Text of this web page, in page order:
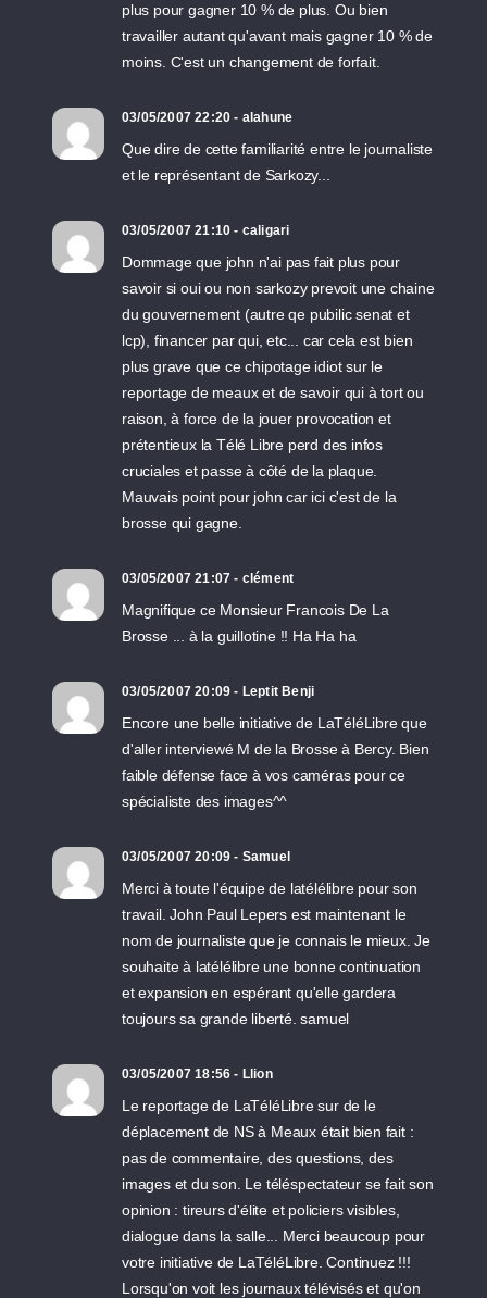
plus pour gagner 10 % de plus. Ou bien
travailler autant qu'avant mais gagner 10 % de
moins. C'est un changement de forfait.
03/05/2007 22:20 - alahune
Que dire de cette familiarité entre le journaliste
et le représentant de Sarkozy...
03/05/2007 21:10 - caligari
Dommage que john n'ai pas fait plus pour
savoir si oui ou non sarkozy prevoit une chaine
du gouvernement (autre qe pubilic senat et
lcp), financer par qui, etc... car cela est bien
plus grave que ce chipotage idiot sur le
reportage de meaux et de savoir qui à tort ou
raison, à force de la jouer provocation et
prétentieux la Télé Libre perd des infos
cruciales et passe à côté de la plaque.
Mauvais point pour john car ici c'est de la
brosse qui gagne.
03/05/2007 21:07 - clément
Magnifique ce Monsieur Francois De La
Brosse ... à la guillotine !! Ha Ha ha
03/05/2007 20:09 - Leptit Benji
Encore une belle initiative de LaTéléLibre que
d'aller interviewé M de la Brosse à Bercy. Bien
faible défense face à vos caméras pour ce
spécialiste des images^^
03/05/2007 20:09 - Samuel
Merci à toute l'équipe de latélélibre pour son
travail. John Paul Lepers est maintenant le
nom de journaliste que je connais le mieux. Je
souhaite à latélélibre une bonne continuation
et expansion en espérant qu'elle gardera
toujours sa grande liberté. samuel
03/05/2007 18:56 - Llion
Le reportage de LaTéléLibre sur de le
déplacement de NS à Meaux était bien fait :
pas de commentaire, des questions, des
images et du son. Le téléspectateur se fait son
opinion : tireurs d'élite et policiers visibles,
dialogue dans la salle... Merci beaucoup pour
votre initiative de LaTéléLibre. Continuez !!!
Lorsqu'on voit les journaux télévisés et qu'on